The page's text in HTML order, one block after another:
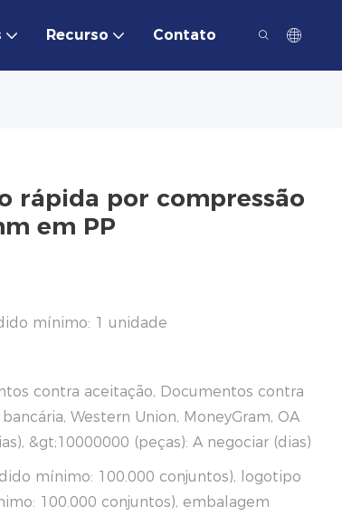
Recurso Contato
rápida por compressão
em PP
mínimo: 1 unidade
contra aceitação, Documentos contra
Western Union, MoneyGram, OA
&gt;10000000 (peças): A negociar (dias)
mínimo: 100.000 conjuntos), logotipo
100.000 conjuntos), embalagem